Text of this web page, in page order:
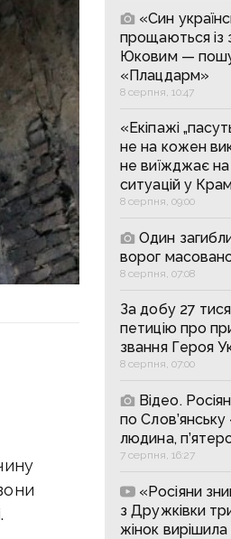
«Син
прощаються із
Юковим —
«Плацдарм»
8 серпня, 10:47
«Екіпажі
не на кожен
не виїжджає на
ситуацій у
8 серпня, 09:00
Один
ворог
8 серпня, 07:08
За добу 27
петицію про
звання Героя
8 серпня, 07:00
Відео.
по
людина,
7 серпня, 16:27
«Росіяни
з Дружківки
жінок вирішила